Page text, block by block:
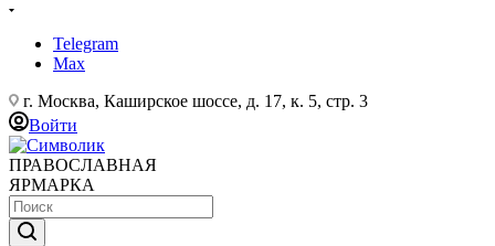
Telegram
Max
г. Москва, Каширское шоссе, д. 17, к. 5, стр. 3
Войти
ПРАВОСЛАВНАЯ
ЯРМАРКА